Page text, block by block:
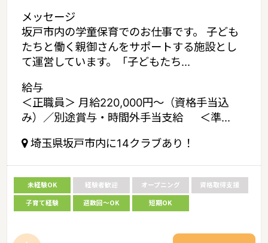
メッセージ
坂戸市内の学童保育でのお仕事です。 子ども
たちと働く親御さんをサポートする施設とし
て運営しています。「子どもたち...
給与
＜正職員＞ 月給220,000円～（資格手当込
み）／別途賞与・時間外手当支給 ＜準...
埼玉県坂戸市内に14クラブあり！
未経験OK 経験者歓迎 オープニング 資格取得支援
子育て経験 週数回～OK 短期OK